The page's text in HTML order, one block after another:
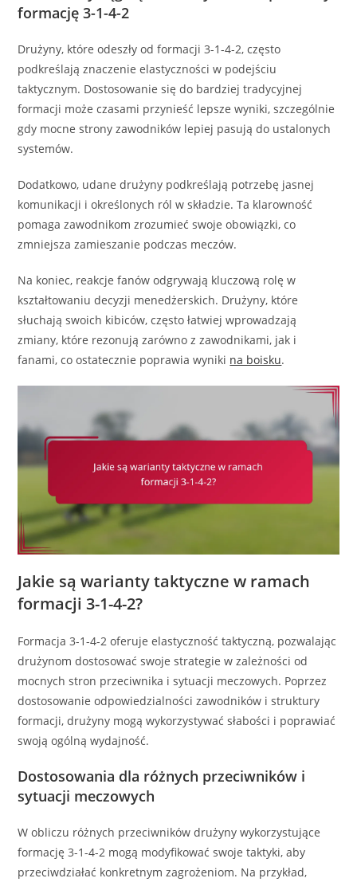
formację 3-1-4-2
Drużyny, które odeszły od formacji 3-1-4-2, często
podkreślają znaczenie elastyczności w podejściu
taktycznym. Dostosowanie się do bardziej tradycyjnej
formacji może czasami przynieść lepsze wyniki, szczególnie
gdy mocne strony zawodników lepiej pasują do ustalonych
systemów.
Dodatkowo, udane drużyny podkreślają potrzebę jasnej
komunikacji i określonych ról w składzie. Ta klarowność
pomaga zawodnikom zrozumieć swoje obowiązki, co
zmniejsza zamieszanie podczas meczów.
Na koniec, reakcje fanów odgrywają kluczową rolę w
kształtowaniu decyzji menedżerskich. Drużyny, które
słuchają swoich kibiców, często łatwiej wprowadzają
zmiany, które rezonują zarówno z zawodnikami, jak i
fanami, co ostatecznie poprawia wyniki na boisku.
Jakie są warianty taktyczne w ramach
formacji 3-1-4-2?
Formacja 3-1-4-2 oferuje elastyczność taktyczną, pozwalając
drużynom dostosować swoje strategie w zależności od
mocnych stron przeciwnika i sytuacji meczowych. Poprzez
dostosowanie odpowiedzialności zawodników i struktury
formacji, drużyny mogą wykorzystywać słabości i poprawiać
swoją ogólną wydajność.
Dostosowania dla różnych przeciwników i
sytuacji meczowych
W obliczu różnych przeciwników drużyny wykorzystujące
formację 3-1-4-2 mogą modyfikować swoje taktyki, aby
przeciwdziałać konkretnym zagrożeniom. Na przykład,